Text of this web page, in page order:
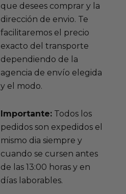
que desees comprar y la
dirección de envio. Te
facilitaremos el precio
exacto del transporte
dependiendo de la
agencia de envío elegida
y el modo.
Importante:Todos los
pedidos son expedidos el
mismo dia siempre y
cuando se cursen antes
de las 13:00 horas y en
días laborables.